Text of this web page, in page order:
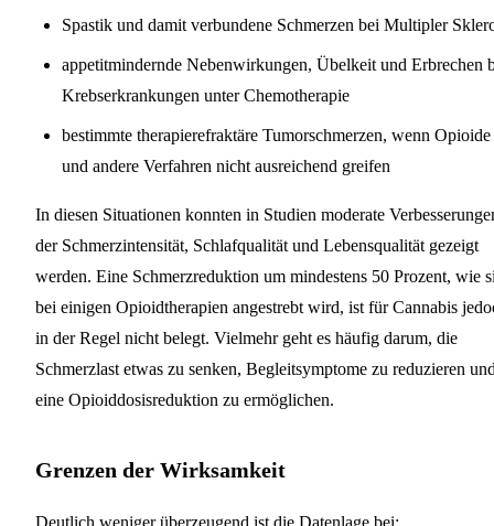
Spastik und damit verbundene Schmerzen bei Multipler
appetitmindernde Nebenwirkungen, Übelkeit und Erbrechen
Krebserkrankungen unter Chemotherapie
bestimmte therapierefraktäre Tumorschmerzen, wenn Opioide
und andere Verfahren nicht ausreichend greifen
In diesen Situationen konnten in Studien moderate
der Schmerzintensität, Schlafqualität und Lebensqualität gezeigt
werden. Eine Schmerzreduktion um mindestens 50 Prozent, wie
bei einigen Opioidtherapien angestrebt wird, ist für Cannabis
in der Regel nicht belegt. Vielmehr geht es häufig darum, die
Schmerzlast etwas zu senken, Begleitsymptome zu reduzieren
eine Opioiddosisreduktion zu ermöglichen.
Grenzen der Wirksamkeit